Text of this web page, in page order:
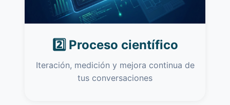
2️⃣ Proceso científico
Iteración, medición y mejora continua de
tus conversaciones